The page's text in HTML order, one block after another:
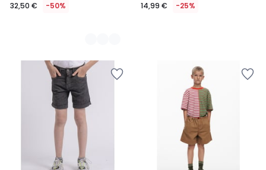
32,50 € -50% 14,99 € -25%